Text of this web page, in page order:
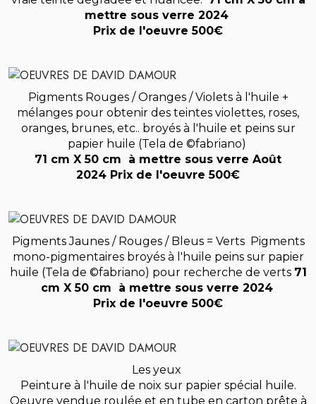
mettre sous verre 2024
Prix de l'oeuvre 500€
Pigments Rouges / Oranges / Violets à l'huile +
mélanges pour obtenir des teintes violettes, roses,
oranges, brunes, etc.. broyés à l'huile et peins sur
papier huile (Tela de ©fabriano)
71 cm X 50 cm à mettre sous verre Août
2024 Prix de l'oeuvre 500€
Pigments Jaunes / Rouges / Bleus = Verts Pigments
mono-pigmentairesbroyés à l'huile peins sur papier
huile (Tela de ©fabriano) pour recherche de verts 71
cm X 50 cm à mettre sous verre 2024
Prix de l'oeuvre 500€
Les yeux
Peinture à l'huile de noix sur papier spécial huile.
Oeuvre vendue roulée et en tube en carton prête à